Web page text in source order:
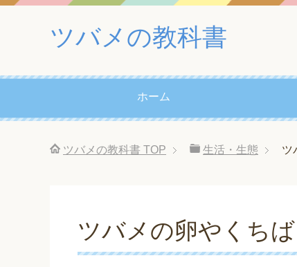
ツバメの教科書
ホーム
ツバメの教科書 TOP 生活・生態 ツ
ツバメの卵やくち